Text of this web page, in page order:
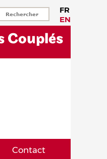
FR
EN
Couplés
Contact